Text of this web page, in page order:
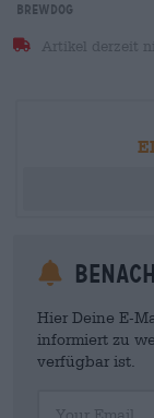
BrewDog
Artikel derzeit
Hier Deine E-
informiert zu
verfügbar ist.